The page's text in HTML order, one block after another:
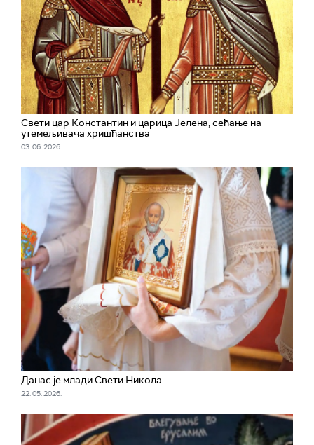
Свети цар Константин и царица Јелена, сећање на
утемељивача хришћанства
03. 06. 2026.
Данас је млади Свети Никола
22. 05. 2026.